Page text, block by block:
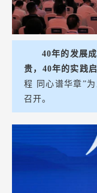
40年的发展
贵，40年的实践
程 同心谱华章”
召开。